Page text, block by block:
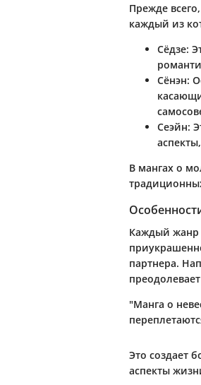
Прежде
каждый из
Сёдзе:
Сёнэн:
Сеэйн:
В мангах о
Каждый жанр
партнера.
"Манга о
Это создает
аспекты